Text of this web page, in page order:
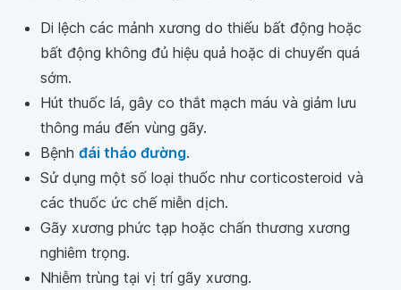
Di lệch các mảnh xương do thiếu bất động hoặc
bất động không đủ hiệu quả hoặc di chuyển quá
sớm.
Hút thuốc lá, gây co thắt mạch máu và giảm lưu
thông máu đến vùng gãy.
Bệnh đái tháo đường.
Sử dụng một số loại thuốc như corticosteroid và
các thuốc ức chế miễn dịch.
Gãy xương phức tạp hoặc chấn thương xương
nghiêm trọng.
Nhiễm trùng tại vị trí gãy xương.